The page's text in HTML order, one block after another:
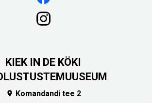
KIEK IN DE KÖKI
 Komandandi tee 2